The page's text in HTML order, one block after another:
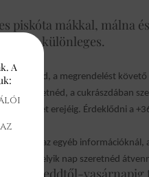
piskóta mákkal, málna
édes és különleges.
a megrendelést
szeretnéd, a cukrászdában
a készlet erejéig. Érdeklődni a
az egyéb információknál,
melyik nap szeretnéd
keddtől-
A